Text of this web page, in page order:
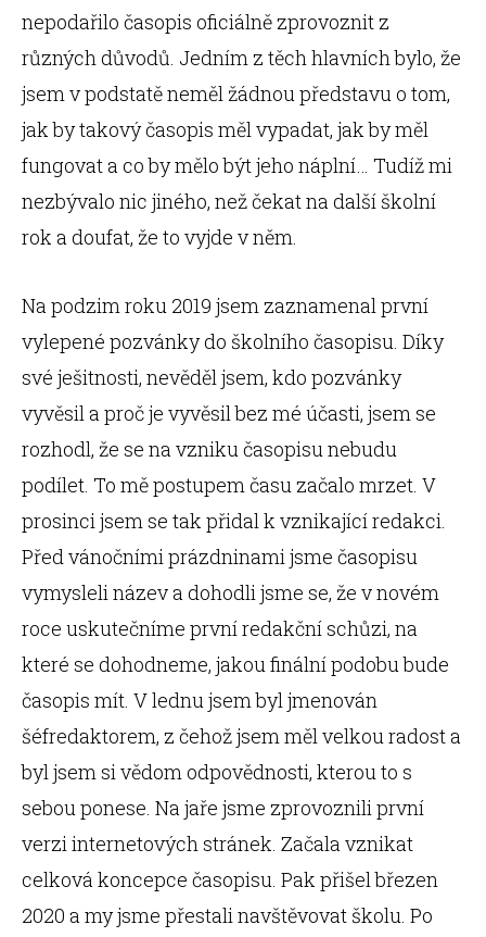
nepodařilo časopis oficiálně zprovoznit z
různých důvodů. Jedním z těch hlavních bylo, že
jsem v podstatě neměl žádnou představu o tom,
jak by takový časopis měl vypadat, jak by měl
fungovat a co by mělo být jeho náplní… Tudíž mi
nezbývalo nic jiného, než čekat na další školní
rok a doufat, že to vyjde v něm.
Na podzim roku 2019 jsem zaznamenal první
vylepené pozvánky do školního časopisu. Díky
své ješitnosti, nevěděl jsem, kdo pozvánky
vyvěsil a proč je vyvěsil bez mé účasti, jsem se
rozhodl, že se na vzniku časopisu nebudu
podílet. To mě postupem času začalo mrzet. V
prosinci jsem se tak přidal k vznikající redakci.
Před vánočními prázdninami jsme časopisu
vymysleli název a dohodli jsme se, že v novém
roce uskutečníme první redakční schůzi, na
které se dohodneme, jakou finální podobu bude
časopis mít. V lednu jsem byl jmenován
šéfredaktorem, z čehož jsem měl velkou radost a
byl jsem si vědom odpovědnosti, kterou to s
sebou ponese. Na jaře jsme zprovoznili první
verzi internetových stránek. Začala vznikat
celková koncepce časopisu. Pak přišel březen
2020 a my jsme přestali navštěvovat školu. Po